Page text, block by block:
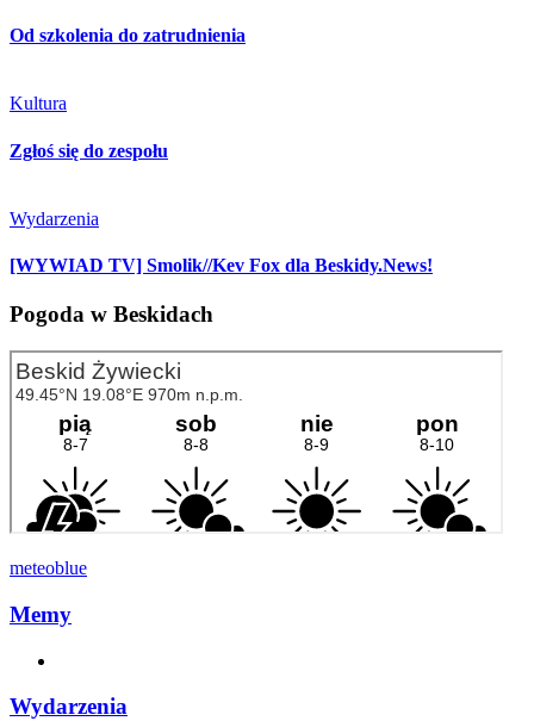
Od szkolenia do zatrudnienia
Kultura
Zgłoś się do zespołu
Wydarzenia
[WYWIAD TV] Smolik//Kev Fox dla Beskidy.News!
Pogoda w Beskidach
meteoblue
Memy
Wydarzenia